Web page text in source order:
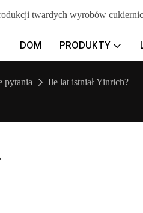
twardych wyrobów
DOM PRODUKTY
pytania Ile lat istniał Yinrich?